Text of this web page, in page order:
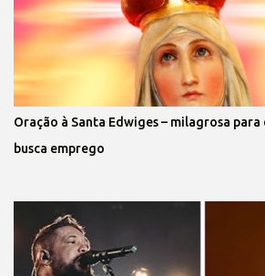
Oração à Santa Edwiges – milagrosa
busca emprego